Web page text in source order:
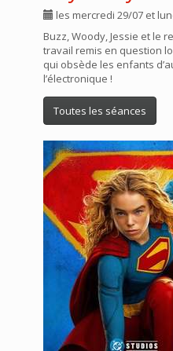
les mercredi 29/07 et
Buzz, Woody, Jessie et le
travail remis en question
qui obsède les enfants
l’électronique !
Toutes les séances